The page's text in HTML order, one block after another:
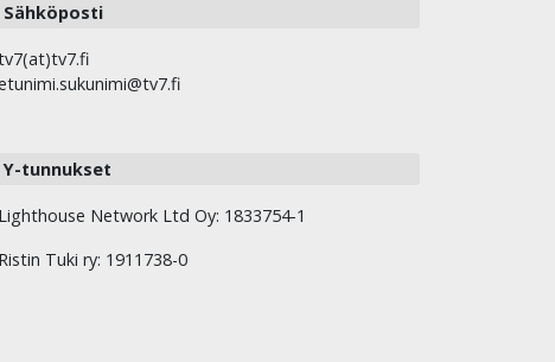
Sähköposti
Y-tunnukset
Lighthouse Network Ltd Oy: 1833754-1
Ristin Tuki ry: 1911738-0